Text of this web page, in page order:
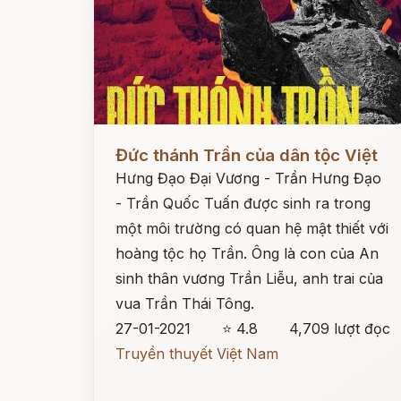
Đức thánh Trần của dân tộc Việt
Hưng Đạo Đại Vương - Trần Hưng Đạo
- Trần Quốc Tuấn được sinh ra trong
một môi trường có quan hệ mật thiết với
hoàng tộc họ Trần. Ông là con của An
sinh thân vương Trần Liễu, anh trai của
vua Trần Thái Tông.
27-01-2021
⭐ 4.8
4,709 lượt đọc
Truyền thuyết Việt Nam